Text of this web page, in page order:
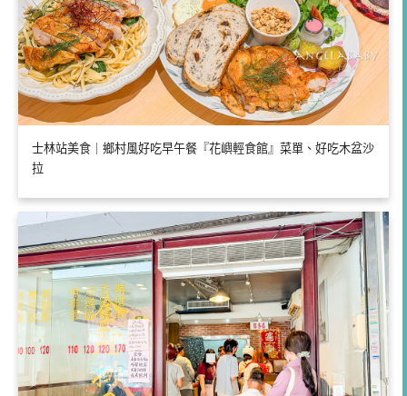
士林站美食｜鄉村風好吃早午餐『花嶼輕食館』菜單、好吃木盆沙
拉